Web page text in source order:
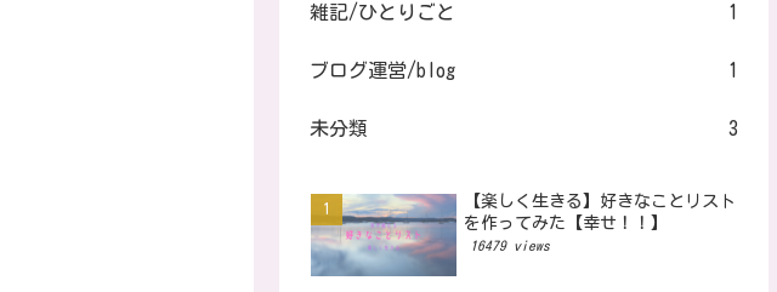
雑記/ひとりごと 1
ブログ運営/blog 1
未分類 3
【楽しく生きる】好きなことリスト
を作ってみた【幸せ！！】
16479 views